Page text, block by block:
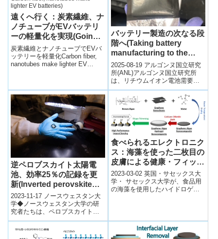
遠くへ行く：炭素繊維、ナ
ノチューブがEVバッテリ
ーの軽量化を実現(Going
the distance：Carbon
fiber, nanotubes make
lighter EV batteries)
炭素繊維とナノチューブでEVバ
ッテリーを軽量化Carbon fiber,
nanotubes make lighter EV
バッテリー製造の次なる段
階へ(Taking battery
manufacturing to the
next level)
2025-08-19 アルゴンヌ国立研究
所(ANL)アルゴンヌ国立研究所
は、リチウムイオン電池需要の
急増に応えるため、電極製造技
術の最新動向を網羅的にレビュ
ーし...
逆ペロブスカイト太陽電
池、効率25％の記録を更
新(Inverted perovskite
solar cell breaks 25%
efficiency record)
2023-11-17 ノースウェスタン大
学◆ノースウェスタン大学の研
究者たちは、ペロブスカイト太
陽電池の新しい開発により、こ
の新興技術の効率が新記録を達
成する手...
食べられるエレクトロニク
ス：海藻を使った二枚目の
皮膚による健康・フィット
ネスセンサー技術変革の
可能性 (Edible
electronics: how a
and fitness sensor tech)
2023-03-02 英国・サセックス大
学・ サセックス大学が、食品用
の海藻を使用したハイドロゲル